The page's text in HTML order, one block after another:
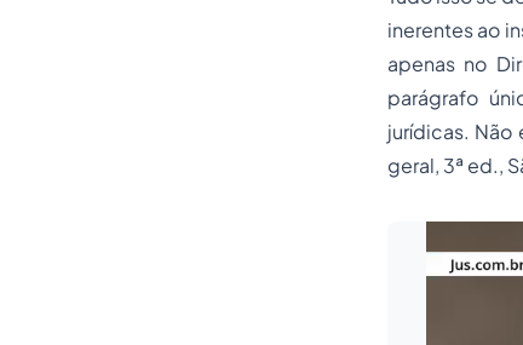
inerentes ao
apenas no
parágrafo
jurídicas. Não
geral, 3ª ed.,